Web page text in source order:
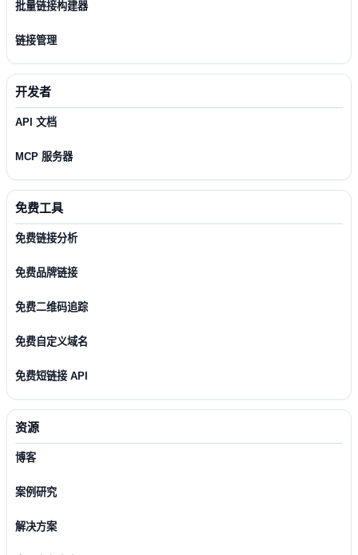
批量链接构建器
链接管理
开发者
API 文档
MCP 服务器
免费工具
免费链接分析
免费品牌链接
免费二维码追踪
免费自定义域名
免费短链接 API
资源
博客
案例研究
解决方案